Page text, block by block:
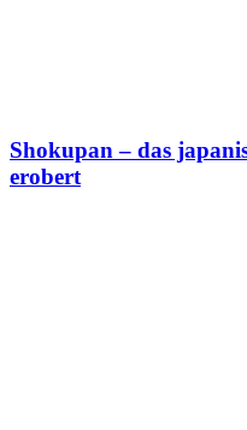
Shokupan – das
erobert